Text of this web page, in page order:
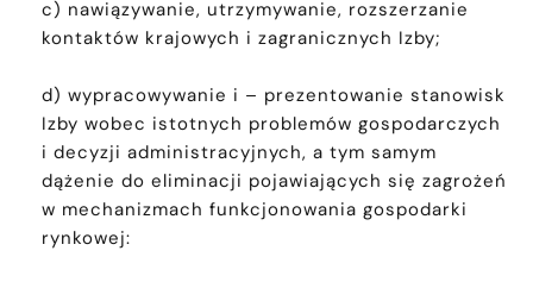
c) nawiązywanie, utrzymywanie, rozszerzanie
kontaktów krajowych i zagranicznych Izby;
d) wypracowywanie i – prezentowanie stanowisk
Izby wobec istotnych problemów gospodarczych
i decyzji administracyjnych, a tym samym
dążenie do eliminacji pojawiających się zagrożeń
w mechanizmach funkcjonowania gospodarki
rynkowej: